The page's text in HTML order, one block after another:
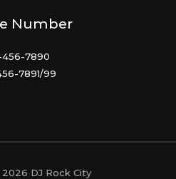
Number
456-7890
7891/99
DJ Rock City